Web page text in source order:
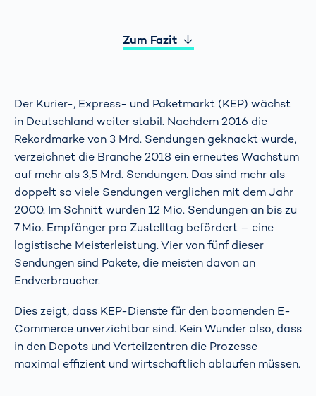
Zum Fazit
Der Kurier-, Express- und Paketmarkt (KEP) wächst
in Deutschland weiter stabil. Nachdem 2016 die
Rekordmarke von 3 Mrd. Sendungen geknackt wurde,
verzeichnet die Branche 2018 ein erneutes Wachstum
auf mehr als 3,5 Mrd. Sendungen. Das sind mehr als
doppelt so viele Sendungen verglichen mit dem Jahr
2000. Im Schnitt wurden 12 Mio. Sendungen an bis zu
7 Mio. Empfänger pro Zustelltag befördert – eine
logistische Meisterleistung. Vier von fünf dieser
Sendungen sind Pakete, die meisten davon an
Endverbraucher.
Dies zeigt, dass KEP-Dienste für den boomenden E-
Commerce unverzichtbar sind. Kein Wunder also, dass
in den Depots und Verteilzentren die Prozesse
maximal effizient und wirtschaftlich ablaufen müssen.